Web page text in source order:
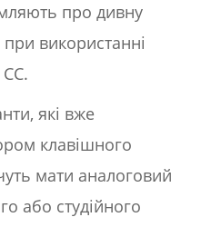
про дивну
використанні
які вже
клавішного
мати аналоговий
або студійного